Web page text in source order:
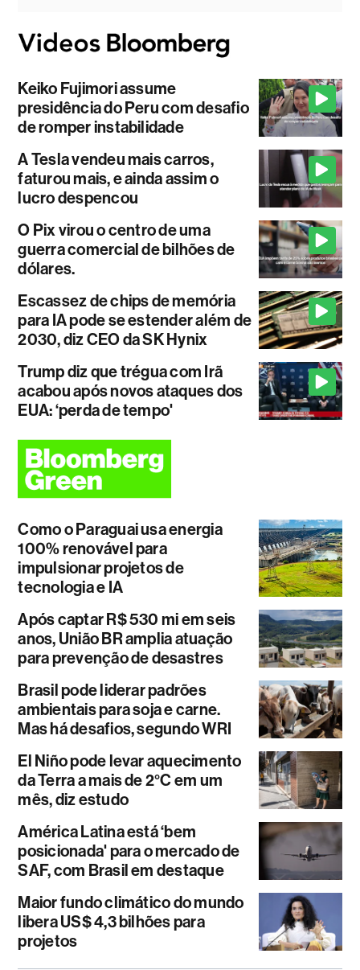
Keiko Fujimori assume
presidência do Peru com desafio
de romper instabilidade
A Tesla vendeu mais carros,
faturou mais, e ainda assim o
lucro despencou
O Pix virou o centro de uma
guerra comercial de bilhões de
dólares.
Escassez de chips de memória
para IA pode se estender além de
2030, diz CEO da SK Hynix
Trump diz que trégua com Irã
acabou após novos ataques dos
EUA: ‘perda de tempo'
Como o Paraguai usa energia
100% renovável para
impulsionar projetos de
tecnologia e IA
Após captar R$ 530 mi em seis
anos, União BR amplia atuação
para prevenção de desastres
Brasil pode liderar padrões
ambientais para soja e carne.
Mas há desafios, segundo WRI
El Niño pode levar aquecimento
da Terra a mais de 2°C em um
mês, diz estudo
América Latina está ‘bem
posicionada' para o mercado de
SAF, com Brasil em destaque
Maior fundo climático do mundo
libera US$ 4,3 bilhões para
projetos